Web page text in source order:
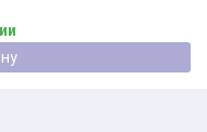
цену